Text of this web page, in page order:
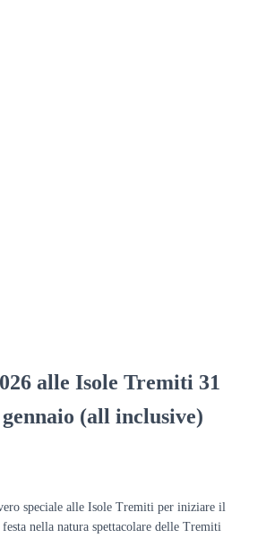
alle Isole Tremiti 31
(all inclusive)
speciale alle Isole Tremiti per iniziare il
nella natura spettacolare delle Tremiti